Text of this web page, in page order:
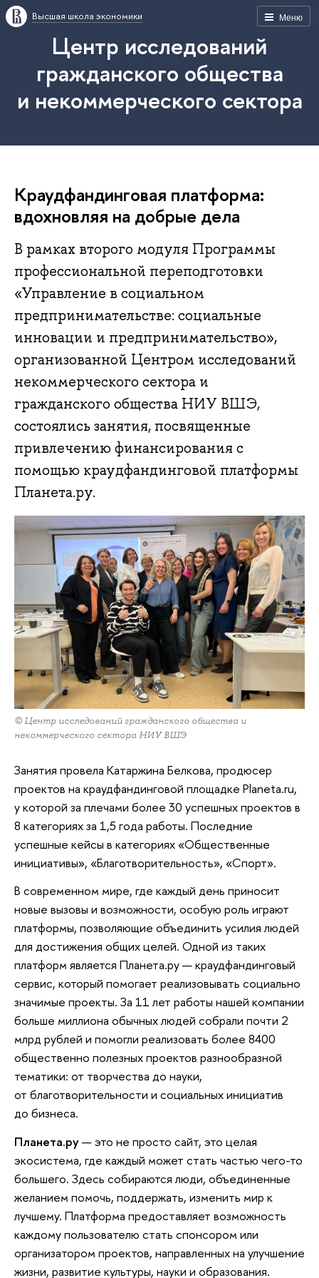
Меню
Высшая школа экономики
Центр исследований
гражданского общества
и некоммерческого сектора
Краудфандинговая платформа:
вдохновляя на добрые дела
В рамках второго модуля Программы
профессиональной переподготовки
«Управление в социальном
предпринимательстве: социальные
инновации и предпринимательство»,
организованной Центром исследований
некоммерческого сектора и
гражданского общества НИУ ВШЭ,
состоялись занятия, посвященные
привлечению финансирования с
помощью краудфандинговой платформы
Планета.ру.
© Центр исследований гражданского общества и
некоммерческого сектора НИУ ВШЭ
Занятия провела Катаржина Белкова, продюсер
проектов на краудфандинговой площадке Planeta.ru,
у которой за плечами более 30 успешных проектов в
8 категориях за 1,5 года работы. Последние
успешные кейсы в категориях «Общественные
инициативы», «Благотворительность», «Спорт».
В современном мире, где каждый день приносит
новые вызовы и возможности, особую роль играют
платформы, позволяющие объединить усилия людей
для достижения общих целей. Одной из таких
платформ является Планета.ру — краудфандинговый
сервис, который помогает реализовывать социально
значимые проекты. За 11 лет работы нашей компании
больше миллиона обычных людей собрали почти 2
млрд рублей и помогли реализовать более 8400
общественно полезных проектов разнообразной
тематики: от творчества до науки,
от благотворительности и социальных инициатив
до бизнеса.
Планета.ру— это не просто сайт, это целая
экосистема, где каждый может стать частью чего-то
большего. Здесь собираются люди, объединенные
желанием помочь, поддержать, изменить мир к
лучшему. Платформа предоставляет возможность
каждому пользователю стать спонсором или
организатором проектов, направленных на улучшение
жизни, развитие культуры, науки и образования.